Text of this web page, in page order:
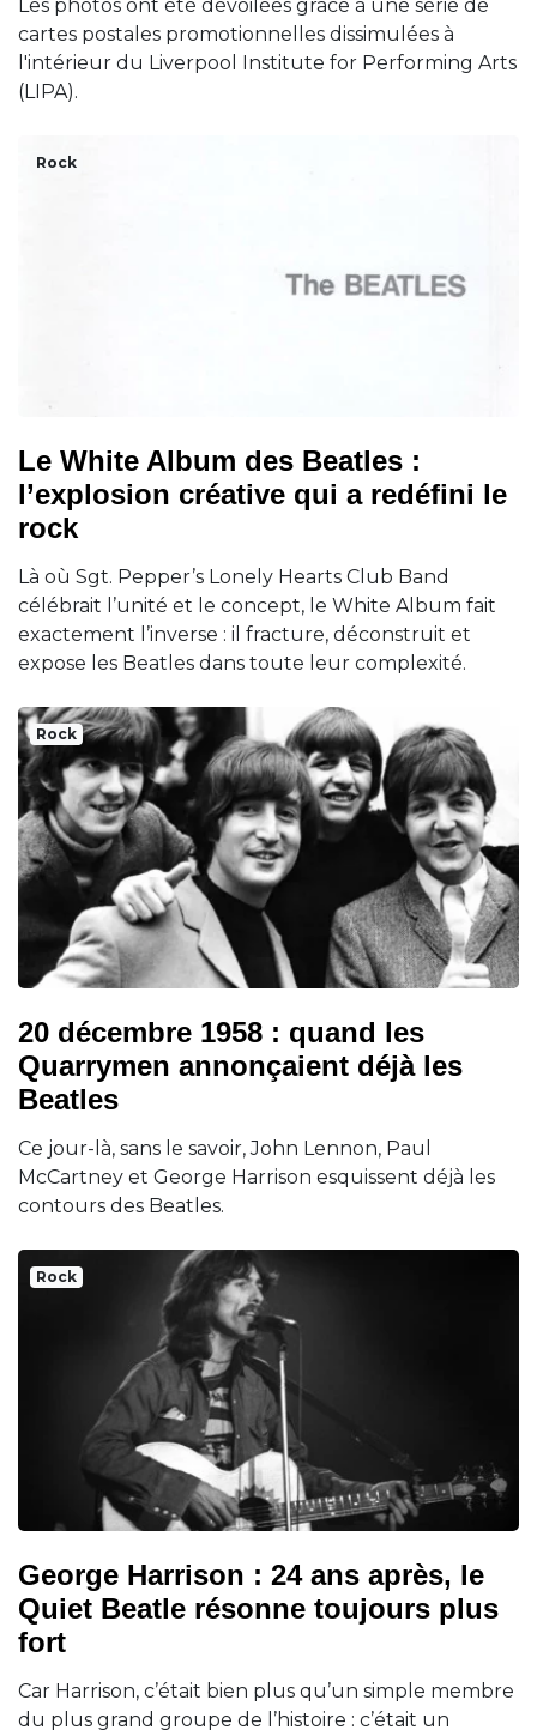
Les photos ont été dévoilées grâce à une série de
cartes postales promotionnelles dissimulées à
l'intérieur du Liverpool Institute for Performing Arts
(LIPA).
Rock
Le White Album des Beatles :
l’explosion créative qui a redéfini le
rock
Là où Sgt. Pepper’s Lonely Hearts Club Band
célébrait l’unité et le concept, le White Album fait
exactement l’inverse : il fracture, déconstruit et
expose les Beatles dans toute leur complexité.
Rock
20 décembre 1958 : quand les
Quarrymen annonçaient déjà les
Beatles
Ce jour-là, sans le savoir, John Lennon, Paul
McCartney et George Harrison esquissent déjà les
contours des Beatles.
Rock
George Harrison : 24 ans après, le
Quiet Beatle résonne toujours plus
fort
Car Harrison, c’était bien plus qu’un simple membre
du plus grand groupe de l’histoire : c’était un